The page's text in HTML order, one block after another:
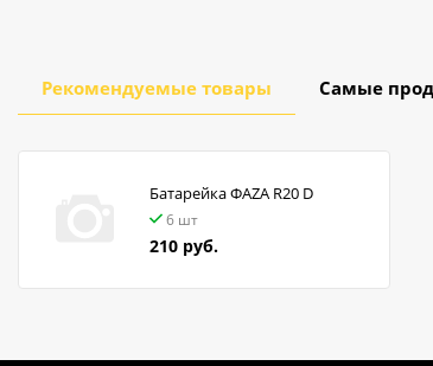
Рекомендуемые товары Самые
Батарейка ФАZA R20 D
6 шт
210 руб.